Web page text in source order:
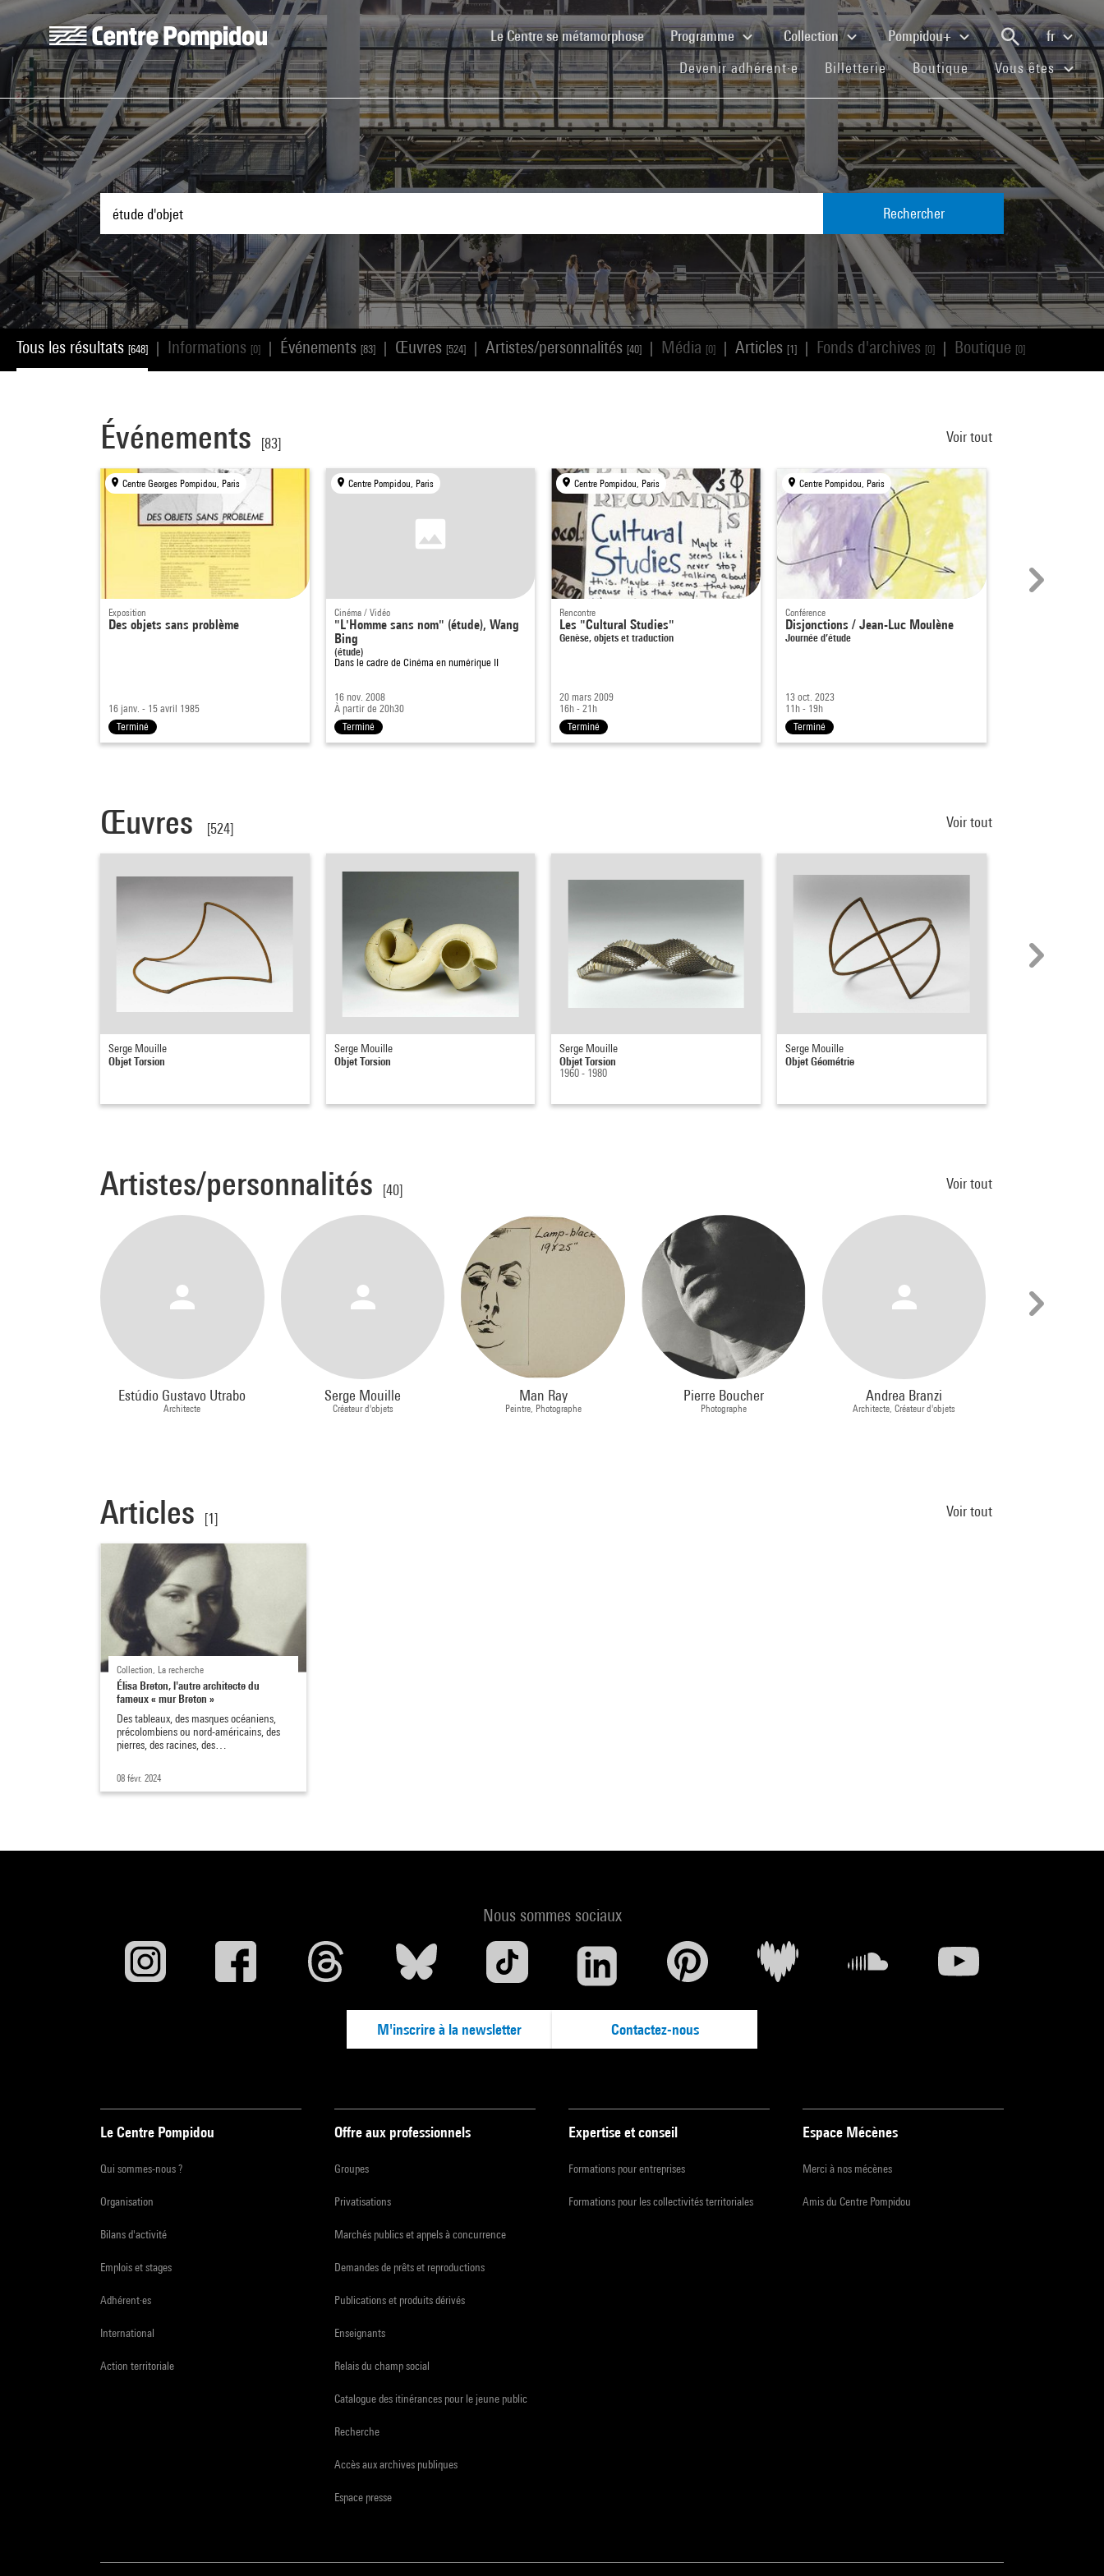
Aller au contenu principal
Centre Pompidou
Le Centre se métamorphose(current)Programme Collection Pompidou+
fr
Devenir adhérent·e(current)Billetterie(current)Boutique(current)Vous êtes
Rechercher
Tous les résultats [648] Informations [0] Événements [83] Œuvres [524] Artistes/personnalités [40] Média [0] Articles [1] Fonds d'archives [0] Boutique [0]
Événements [83] Voir tout
Centre Georges Pompidou, Paris
Exposition
Des objets sans problème
16 janv. - 15 avril 1985
Terminé
Centre Pompidou, Paris
Cinéma / Vidéo
"L'Homme sans nom" (étude), Wang
Bing
(étude)
Dans le cadre de Cinéma en numérique II
16 nov. 2008
À partir de 20h30
Terminé
Centre Pompidou, Paris
Rencontre
Les "Cultural Studies"
Genèse, objets et traduction
20 mars 2009
16h - 21h
Terminé
Centre Pompidou, Paris
Conférence
Disjonctions / Jean-Luc Moulène
Journée d’étude
13 oct. 2023
11h - 19h
Terminé
Œuvres [524] Voir tout
Serge Mouille
Objet Torsion
Serge Mouille
Objet Torsion
Serge Mouille
Objet Torsion
1960 - 1980
Serge Mouille
Objet Géométrie
Artistes/personnalités [40] Voir tout
Estúdio Gustavo Utrabo
Architecte
Serge Mouille
Créateur d'objets
Man Ray
Peintre, Photographe
Pierre Boucher
Photographe
Andrea Branzi
Architecte, Créateur d'objets
Articles [1] Voir tout
Collection, La recherche
Élisa Breton, l'autre architecte du
fameux « mur Breton »
Des tableaux, des masques océaniens,
précolombiens ou nord-américains, des
pierres, des racines, des…
08 févr. 2024
Nous sommes sociaux
M'inscrire à la newsletter Contactez-nous
Le Centre Pompidou
Qui sommes-nous ?
Organisation
Bilans d'activité
Emplois et stages
Adhérent·es
International
Action territoriale
Offre aux professionnels
Groupes
Privatisations
Marchés publics et appels à concurrence
Demandes de prêts et reproductions
Publications et produits dérivés
Enseignants
Relais du champ social
Catalogue des itinérances pour le jeune public
Recherche
Accès aux archives publiques
Espace presse
Expertise et conseil
Formations pour entreprises
Formations pour les collectivités territoriales
Espace Mécènes
Merci à nos mécènes
Amis du Centre Pompidou